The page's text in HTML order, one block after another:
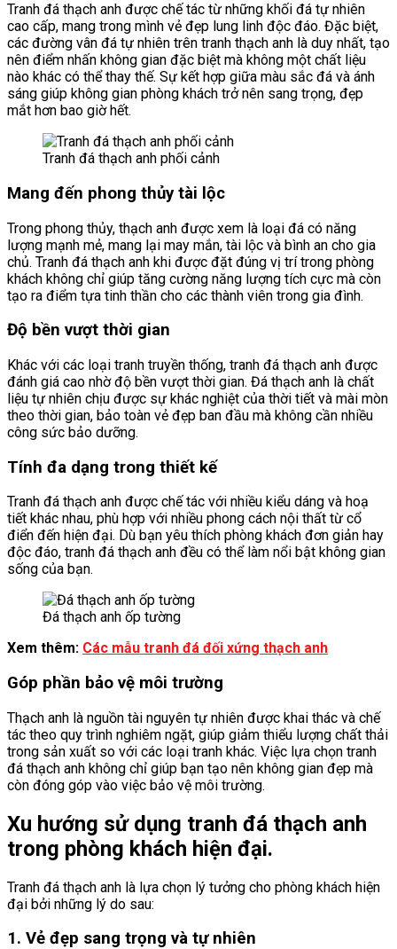
Tranh đá thạch anh được chế tác từ những khối đá tự nhiên
cao cấp, mang trong mình vẻ đẹp lung linh độc đáo. Đặc biệt,
các đường vân đá tự nhiên trên tranh thạch anh là duy nhất, tạo
nên điểm nhấn không gian đặc biệt mà không một chất liệu
nào khác có thể thay thế. Sự kết hợp giữa màu sắc đá và ánh
sáng giúp không gian phòng khách trở nên sang trọng, đẹp
mắt hơn bao giờ hết.
Tranh đá thạch anh phối cảnh
Mang đến phong thủy tài lộc
Trong phong thủy, thạch anh được xem là loại đá có năng
lượng mạnh mẻ, mang lại may mắn, tài lộc và bình an cho gia
chủ. Tranh đá thạch anh khi được đặt đúng vị trí trong phòng
khách không chỉ giúp tăng cường năng lượng tích cực mà còn
tạo ra điểm tựa tinh thần cho các thành viên trong gia đình.
Độ bền vượt thời gian
Khác với các loại tranh truyền thống, tranh đá thạch anh được
đánh giá cao nhờ độ bền vượt thời gian. Đá thạch anh là chất
liệu tự nhiên chịu được sự khác nghiệt của thời tiết và mài mòn
theo thời gian, bảo toàn vẻ đẹp ban đầu mà không cần nhiều
công sức bảo dưỡng.
Tính đa dạng trong thiết kế
Tranh đá thạch anh được chế tác với nhiều kiểu dáng và hoạ
tiết khác nhau, phù hợp với nhiều phong cách nội thất từ cổ
điển đến hiện đại. Dù bạn yêu thích phòng khách đơn giản hay
độc đáo, tranh đá thạch anh đều có thể làm nổi bật không gian
sống của bạn.
Đá thạch anh ốp tường
Xem thêm: Các mẫu tranh đá đối xứng thạch anh
Góp phần bảo vệ môi trường
Thạch anh là nguồn tài nguyên tự nhiên được khai thác và chế
tác theo quy trình nghiêm ngặt, giúp giảm thiểu lượng chất thải
trong sản xuất so với các loại tranh khác. Việc lựa chọn tranh
đá thạch anh không chỉ giúp bạn tạo nên không gian đẹp mà
còn đóng góp vào việc bảo vệ môi trường.
Xu hướng sử dụng tranh đá thạch anh
trong phòng khách hiện đại.
Tranh đá thạch anh là lựa chọn lý tưởng cho phòng khách hiện
đại bởi những lý do sau:
1. Vẻ đẹp sang trọng và tự nhiên